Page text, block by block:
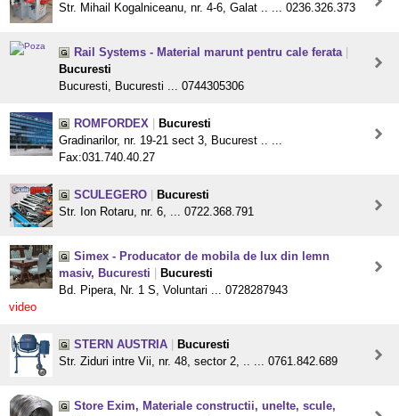
Str. Mihail Kogalniceanu, nr. 4-6, Galat .. ... 0236.326.373
Rail Systems - Material marunt pentru cale ferata
Bucuresti
Bucuresti, Bucuresti ... 0744305306
ROMFORDEX
Bucuresti
Gradinarilor, nr. 19-21 sect 3, Bucurest .. ...
Fax:031.740.40.27
SCULEGERO
Bucuresti
Str. Ion Rotaru, nr. 6, ... 0722.368.791
Simex - Producator de mobila de lux din lemn
masiv, Bucuresti
Bucuresti
Bd. Pipera, Nr. 1 S, Voluntari ... 0728287943
video
STERN AUSTRIA
Bucuresti
Str. Ziduri intre Vii, nr. 48, sector 2, .. ... 0761.842.689
Store Exim, Materiale constructii, unelte, scule,